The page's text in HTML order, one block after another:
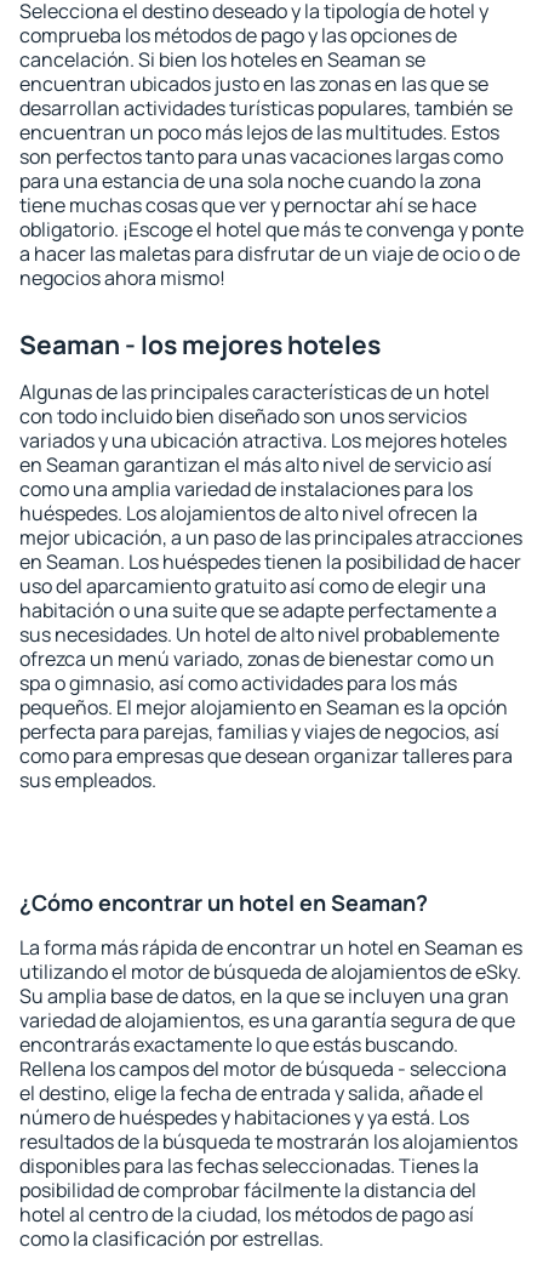
Selecciona el destino deseado y la tipología de hotel y
comprueba los métodos de pago y las opciones de
cancelación. Si bien los hoteles en Seaman se
encuentran ubicados justo en las zonas en las que se
desarrollan actividades turísticas populares, también se
encuentran un poco más lejos de las multitudes. Estos
son perfectos tanto para unas vacaciones largas como
para una estancia de una sola noche cuando la zona
tiene muchas cosas que ver y pernoctar ahí se hace
obligatorio. ¡Escoge el hotel que más te convenga y ponte
a hacer las maletas para disfrutar de un viaje de ocio o de
negocios ahora mismo!
Seaman - los mejores hoteles
Algunas de las principales características de un hotel
con todo incluido bien diseñado son unos servicios
variados y una ubicación atractiva. Los mejores hoteles
en Seaman garantizan el más alto nivel de servicio así
como una amplia variedad de instalaciones para los
huéspedes. Los alojamientos de alto nivel ofrecen la
mejor ubicación, a un paso de las principales atracciones
en Seaman. Los huéspedes tienen la posibilidad de hacer
uso del aparcamiento gratuito así como de elegir una
habitación o una suite que se adapte perfectamente a
sus necesidades. Un hotel de alto nivel probablemente
ofrezca un menú variado, zonas de bienestar como un
spa o gimnasio, así como actividades para los más
pequeños. El mejor alojamiento en Seaman es la opción
perfecta para parejas, familias y viajes de negocios, así
como para empresas que desean organizar talleres para
sus empleados.
¿Cómo encontrar un hotel en Seaman?
La forma más rápida de encontrar un hotel en Seaman es
utilizando el motor de búsqueda de alojamientos de eSky.
Su amplia base de datos, en la que se incluyen una gran
variedad de alojamientos, es una garantía segura de que
encontrarás exactamente lo que estás buscando.
Rellena los campos del motor de búsqueda - selecciona
el destino, elige la fecha de entrada y salida, añade el
número de huéspedes y habitaciones y ya está. Los
resultados de la búsqueda te mostrarán los alojamientos
disponibles para las fechas seleccionadas. Tienes la
posibilidad de comprobar fácilmente la distancia del
hotel al centro de la ciudad, los métodos de pago así
como la clasificación por estrellas.